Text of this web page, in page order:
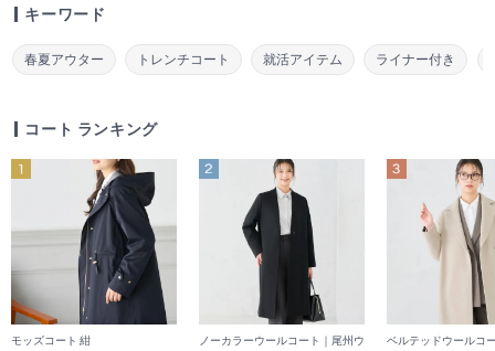
キーワード
春夏アウター トレンチコート 就活アイテム ライナー付き
コート ランキング
モッズコート 紺
ノーカラーウールコート｜尾州ウ
ベルテッドウールコ